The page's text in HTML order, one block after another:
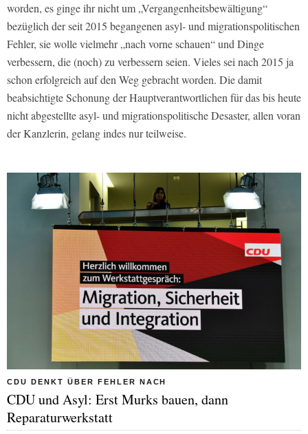
worden, es ginge ihr nicht um „Vergangenheitsbewältigung“
bezüglich der seit 2015 begangenen asyl- und migrationspolitischen
Fehler, sie wolle vielmehr „nach vorne schauen“ und Dinge
verbessern, die (noch) zu verbessern seien. Vieles sei nach 2015 ja
schon erfolgreich auf den Weg gebracht worden. Die damit
beabsichtigte Schonung der Hauptverantwortlichen für das bis heute
nicht abgestellte asyl- und migrationspolitische Desaster, allen voran
der Kanzlerin, gelang indes nur teilweise.
CDU DENKT ÜBER FEHLER NACH
CDU und Asyl: Erst Murks bauen, dann
Reparaturwerkstatt